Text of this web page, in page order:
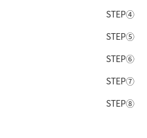
STEP④
STEP⑤
STEP⑥
STEP⑦
STEP⑧